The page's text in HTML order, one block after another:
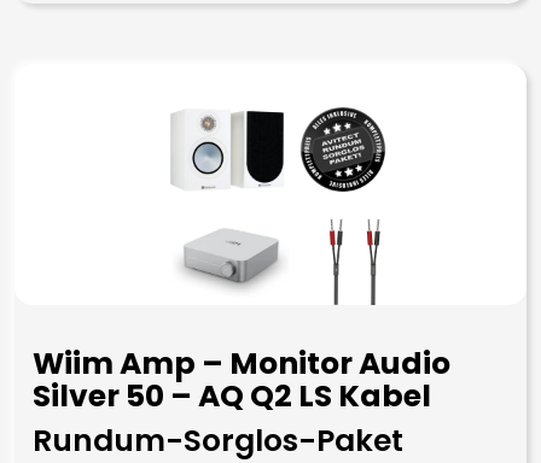
Wiim Amp – Monitor Audio
Silver 50 – AQ Q2 LS Kabel
Rundum-Sorglos-Paket